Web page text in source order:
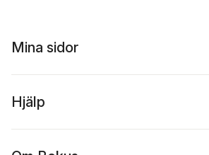
Mina sidor
Hjälp